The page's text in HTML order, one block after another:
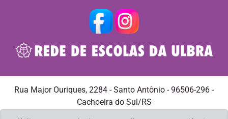
Rua Major Ouriques, 2284 - Santo Antônio - 96506-296 -
Cachoeira do Sul/RS